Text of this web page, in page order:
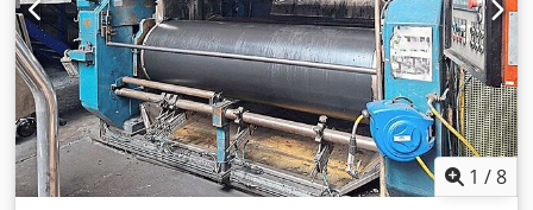
1 /8